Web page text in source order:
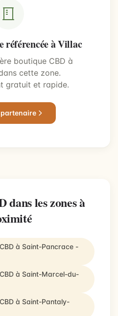
référencée à Villac
boutique CBD à
cette zone.
gratuit et rapide.
dans les zones à
à Saint-Pancrace -
à Saint-Marcel-du-
à Saint-Pantaly-